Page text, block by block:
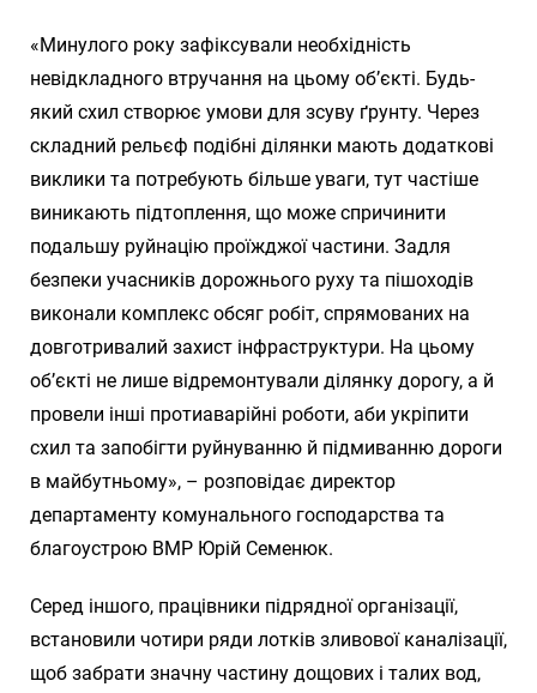
«Минулого року зафіксували необхідність
невідкладного втручання на цьому об’єкті. Будь-
який схил створює умови для зсуву ґрунту. Через
складний рельєф подібні ділянки мають додаткові
виклики та потребують більше уваги, тут частіше
виникають підтоплення, що може спричинити
подальшу руйнацію проїжджої частини. Задля
безпеки учасників дорожнього руху та пішоходів
виконали комплекс обсяг робіт, спрямованих на
довготривалий захист інфраструктури. На цьому
об’єкті не лише відремонтували ділянку дорогу, а й
провели інші протиаварійні роботи, аби укріпити
схил та запобігти руйнуванню й підмиванню дороги
в майбутньому», – розповідає директор
департаменту комунального господарства та
благоустрою ВМР Юрій Семенюк.
Серед іншого, працівники підрядної організації,
встановили чотири ряди лотків зливової каналізації,
щоб забрати значну частину дощових і талих вод,